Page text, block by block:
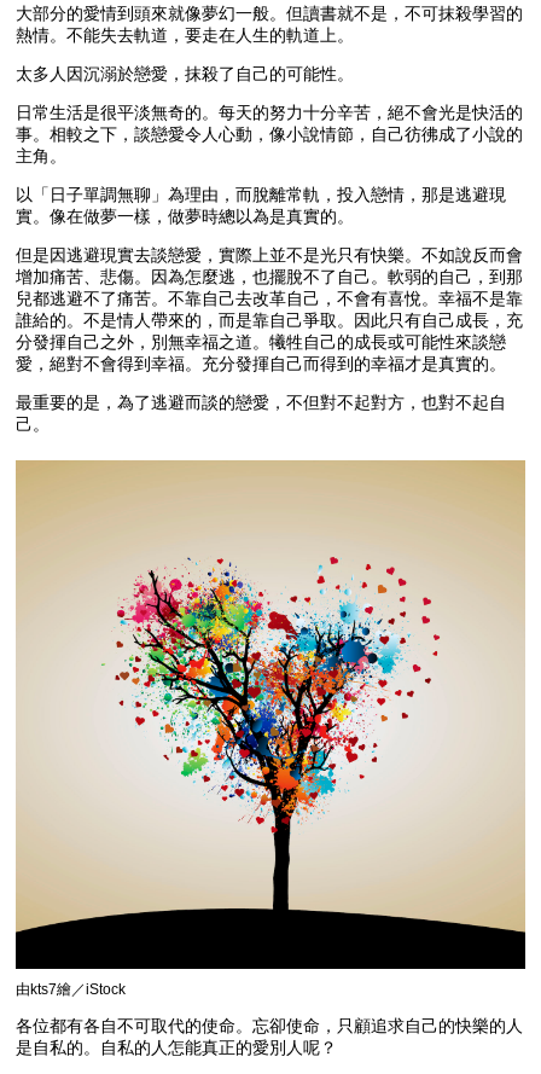
大部分的愛情到頭來就像夢幻一般。但讀書就不是，不可抹殺學習的
熱情。不能失去軌道，要走在人生的軌道上。
太多人因沉溺於戀愛，抹殺了自己的可能性。
日常生活是很平淡無奇的。每天的努力十分辛苦，絕不會光是快活的
事。相較之下，談戀愛令人心動，像小說情節，自己彷彿成了小說的
主角。
以「日子單調無聊」為理由，而脫離常軌，投入戀情，那是逃避現
實。像在做夢一樣，做夢時總以為是真實的。
但是因逃避現實去談戀愛，實際上並不是光只有快樂。不如說反而會
增加痛苦、悲傷。因為怎麼逃，也擺脫不了自己。軟弱的自己，到那
兒都逃避不了痛苦。不靠自己去改革自己，不會有喜悅。幸福不是靠
誰給的。不是情人帶來的，而是靠自己爭取。因此只有自己成長，充
分發揮自己之外，別無幸福之道。犧牲自己的成長或可能性來談戀
愛，絕對不會得到幸福。充分發揮自己而得到的幸福才是真實的。
最重要的是，為了逃避而談的戀愛，不但對不起對方，也對不起自
己。
由kts7繪／iStock
各位都有各自不可取代的使命。忘卻使命，只顧追求自己的快樂的人
是自私的。自私的人怎能真正的愛別人呢？